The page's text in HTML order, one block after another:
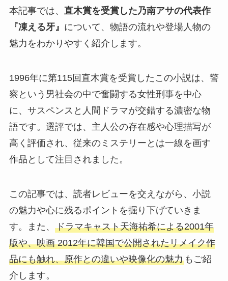
本記事では、 直木賞を受賞した乃南アサの代表作
『凍える牙』 について、物語の流れや登場人物の
魅力をわかりやすく紹介します。
1996年に第115回直木賞を受賞したこの小説は、警
察という男社会の中で奮闘する女性刑事を中心
に、サスペンスと人間ドラマが交錯する濃密な物
語です。選評では、主人公の存在感や心理描写が
高く評価され、従来のミステリーとは一線を画す
作品として注目されました。
この記事では、読者レビューを交えながら、小説
の魅力や心に残るポイントを掘り下げていきま
す。また、 ドラマキャスト天海祐希による2001年
版や、映画 2012年に韓国で公開されたリメイク作
品にも触れ、原作との違いや映像化の魅力もご紹
介します。